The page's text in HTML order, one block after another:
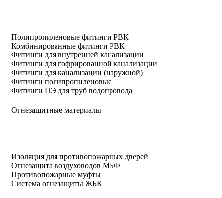
Полипропиленовые фитинги РВК
Комбинированные фитинги РВК
Фитинги для внутренней канализации
Фитинги для гофрированной канализации
Фитинги для канализации (наружной)
Фитинги полипропиленовые
Фитинги ПЭ для труб водопровода
Огнезащитные материалы
Изоляция для противопожарных дверей
Огнезащита воздуховодов МБФ
Противопожарные муфты
Система огнезащиты ЖБК